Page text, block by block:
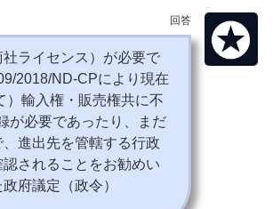
回答
ライセンス）が必要で
2018/ND-CPにより現在
）輸入権・販売権共に不
が必要であったり、まだ
進出先を管轄する行政
されることをお勧めい
府議定（政令）